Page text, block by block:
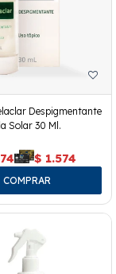
Despigmentante
Solar 30 Ml.
$ 1.574